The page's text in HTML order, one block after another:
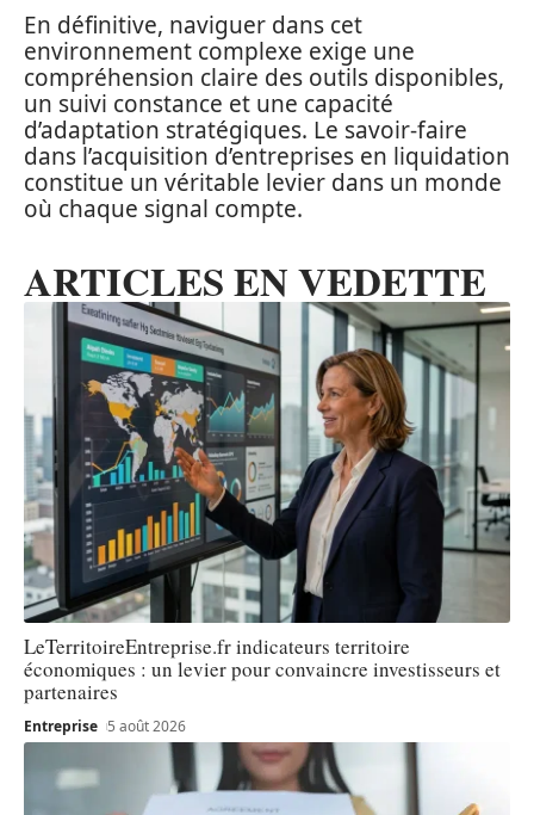
En définitive, naviguer dans cet
environnement complexe exige une
compréhension claire des outils disponibles,
un suivi constance et une capacité
d’adaptation stratégiques. Le savoir-faire
dans l’acquisition d’entreprises en liquidation
constitue un véritable levier dans un monde
où chaque signal compte.
ARTICLES EN VEDETTE
LeTerritoireEntreprise.fr indicateurs territoire
économiques : un levier pour convaincre investisseurs et
partenaires
Entreprise 5 août 2026